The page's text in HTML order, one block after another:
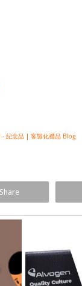
- 紀念品 | 客製化禮品 Blog
Share